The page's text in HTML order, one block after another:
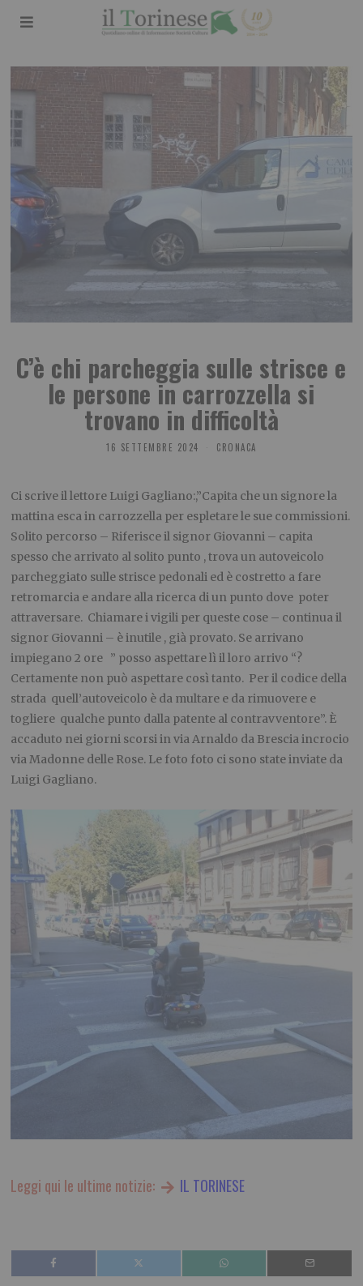
C’è chi parcheggia sulle strisce e
le persone in carrozzella si
trovano in difficoltà
16 SETTEMBRE 2024 CRONACA
Ci scrive il lettore Luigi Gagliano:,”Capita che un signore la
mattina esca in carrozzella per espletare le sue commissioni.
Solito percorso – Riferisce il signor Giovanni – capita
spesso che arrivato al solito punto , trova un autoveicolo
parcheggiato sulle strisce pedonali ed è costretto a fare
retromarcia e andare alla ricerca di un punto dove poter
attraversare. Chiamare i vigili per queste cose – continua il
signor Giovanni – è inutile , già provato. Se arrivano
impiegano 2 ore ” posso aspettare lì il loro arrivo “?
Certamente non può aspettare così tanto. Per il codice della
strada quell’autoveicolo è da multare e da rimuovere e
togliere qualche punto dalla patente al contravventore”. È
accaduto nei giorni scorsi in via Arnaldo da Brescia incrocio
via Madonne delle Rose. Le foto foto ci sono state inviate da
Luigi Gagliano.
Leggi qui le ultime notizie: IL TORINESE